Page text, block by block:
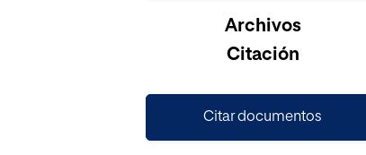
Cargando...Archivos
Citación
Citar documentos